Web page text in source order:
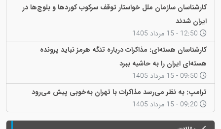
کارشناسان سازمان ملل خواستار توقف سرکوب کوردها و بلوچ‌ها در
ایران شدند
کارشناسان هسته‌ای: مذاکرات درباره تنگه هرمز نباید پرونده
هسته‌ای ایران را به حاشیه ببرد
ترامپ: به نظر می‌رسد مذاکرات با تهران به‌خوبی پیش می‌رود